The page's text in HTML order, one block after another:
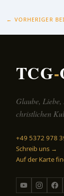
← VORHERIGER
TCG-
Glaube,
christlichen
+49 5372 978
Schreib uns →
Auf der Karte